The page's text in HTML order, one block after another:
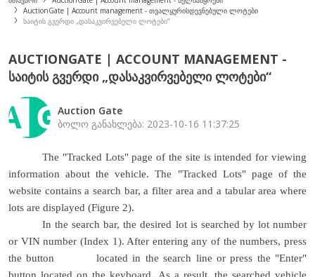
AuctionGate | Account management - თვალყურისდევნებული ლოტები
საიტის გვერდი „დასაკვირვებელი ლოტები“
AUCTIONGATE | ACCOUNT MANAGEMENT -
ᲡᲐᲘᲢᲘᲡ ᲒᲕᲔᲠᲓᲘ „ᲓᲐᲡᲐᲙᲕᲘᲠᲕᲔᲑᲔᲚᲘ ᲚᲝᲢᲔᲑᲘ“
Auction Gate
ბოლო განახლება: 2023-10-16 11:37:25
The "Tracked Lots" page of the site is intended for viewing
information about the vehicle. The "Tracked Lots" page of the
website contains a search bar, a filter area and a tabular area where
lots are displayed (Figure 2).
In the search bar, the desired lot is searched by lot number
or VIN number (Index 1). After entering any of the numbers, press
the button
located in the search line or press the "Enter"